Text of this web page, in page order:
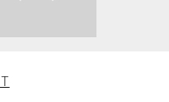
IT